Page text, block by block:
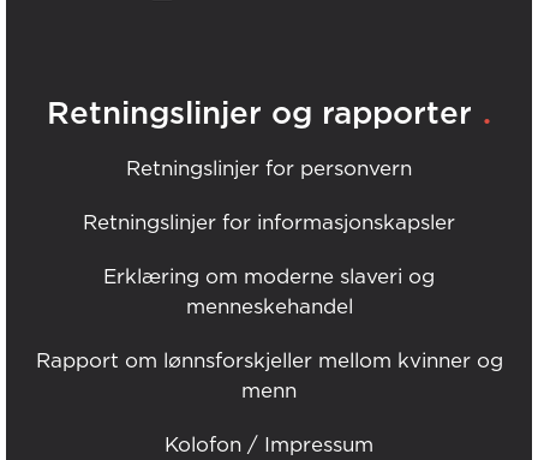
Retningslinjer og rapporter .
Retningslinjer for personvern
Retningslinjer for informasjonskapsler
Erklæring om moderne slaveri og
menneskehandel
Rapport om lønnsforskjeller mellom kvinner og
menn
Kolofon / Impressum